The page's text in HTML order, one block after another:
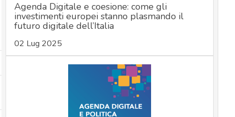
Agenda Digitale e coesione: come gli
investimenti europei stanno plasmando il
futuro digitale dell’Italia
02 Lug 2025